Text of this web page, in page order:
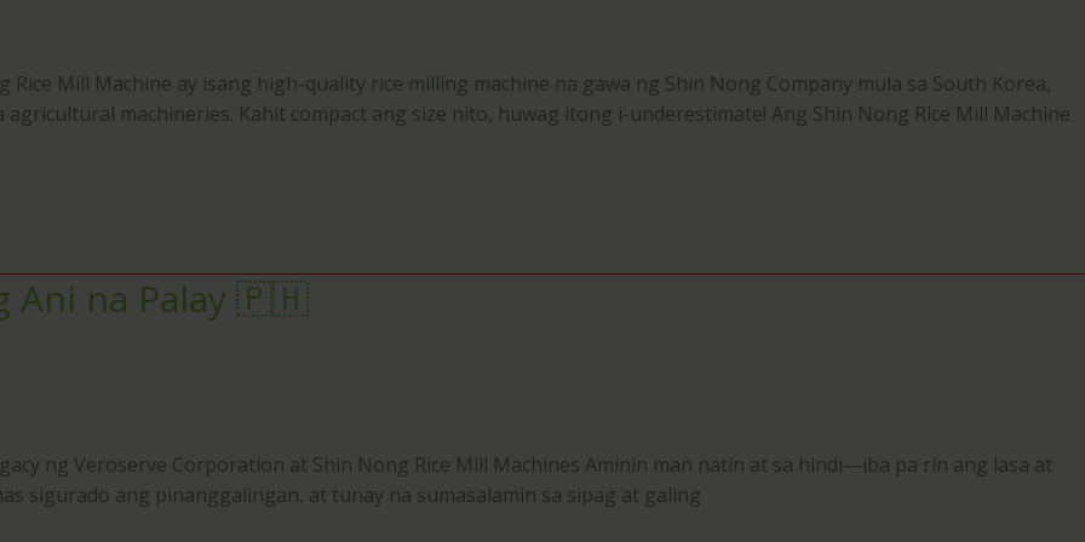
Mill Machine ay isang high-quality rice milling machine na gawa ng Shin Nong Company mula sa South Korea,
machineries. Kahit compact ang size nito, huwag itong i-underestimate! Ang Shin Nong Rice Mill Machine
Ani na Palay 🇵🇭
ng Veroserve Corporation at Shin Nong Rice Mill Machines Aminin man natin at sa hindi—iba pa rin ang lasa at
sigurado ang pinanggalingan, at tunay na sumasalamin sa sipag at galing